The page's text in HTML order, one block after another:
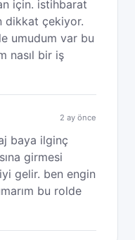
için. istihbarat
dikkat çekiyor.
umudum var bu
nasıl bir iş
2 ay önce
baya ilginç
girmesi
gelir. ben engin
bu rolde